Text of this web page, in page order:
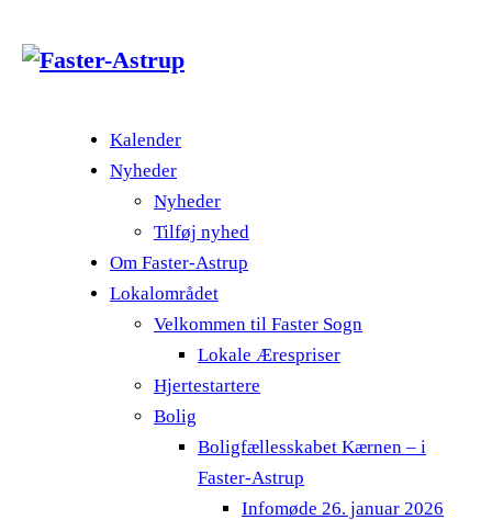
Kalender
Nyheder
Nyheder
Tilføj nyhed
Om Faster-Astrup
Lokalområdet
Velkommen til Faster Sogn
Lokale Ærespriser
Hjertestartere
Bolig
Boligfællesskabet Kærnen – i
Faster-Astrup
Infomøde 26. januar 2026